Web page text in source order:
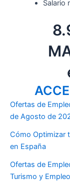
Salario
Ofertas de
de Agosto de
Cómo Optimizar
en España
Ofertas de
Turismo y